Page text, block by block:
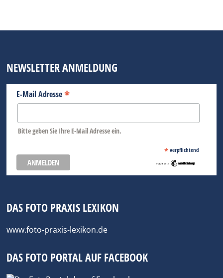
NEWSLETTER ANMELDUNG
E-Mail Adresse*
Bitte geben Sie Ihre E-Mail Adresse ein.
* verpflichtend
DAS FOTO PRAXIS LEXIKON
www.foto-praxis-lexikon.de
DAS FOTO PORTAL AUF FACEBOOK